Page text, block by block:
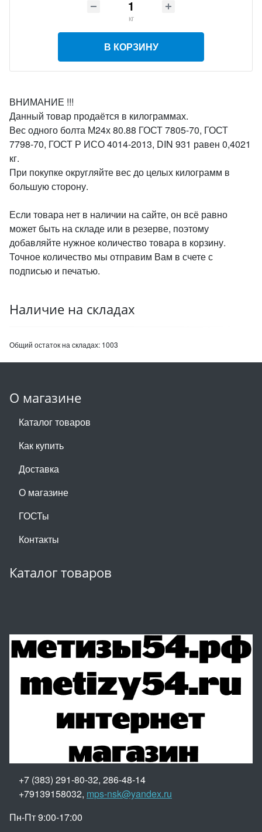
кг
В КОРЗИНУ
ВНИМАНИЕ !!!
Данный товар продаётся в килограммах.
Вес одного болта М24х 80.88 ГОСТ 7805-70, ГОСТ
7798-70, ГОСТ Р ИСО 4014-2013, DIN 931 равен 0,4021
кг.
При покупке округляйте вес до целых килограмм в
большую сторону.
Если товара нет в наличии на сайте, он всё равно
может быть на складе или в резерве, поэтому
добавляйте нужное количество товара в корзину.
Точное количество мы отправим Вам в счете с
подписью и печатью.
Наличие на складах
Общий остаток на складах: 1003
О магазине
Каталог товаров
Как купить
Доставка
О магазине
ГОСТы
Контакты
Каталог товаров
+7 (383) 291-80-32, 286-48-14
+79139158032, mps-nsk@yandex.ru
Пн-Пт 9:00-17:00